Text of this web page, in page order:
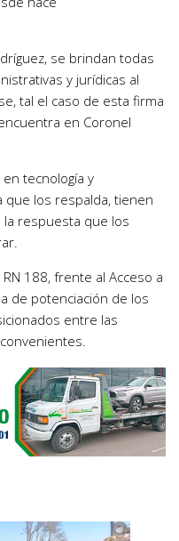
se brindan todas
y jurídicas al
tal el caso de esta firma
en Coronel
tecnología y
que los respalda, tienen
la respuesta que los
188, frente al Acceso a
de potenciación de los
entre las